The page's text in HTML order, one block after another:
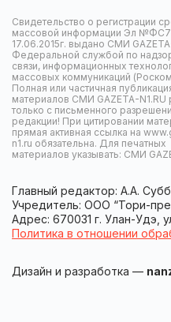
Свидетельство о регистрации
массовой информации Эл
17.06.2015г. выдано СМИ
Федеральной службой по
связи, информационных
массовых коммуникаций
Полная или частичная
материалов СМИ GAZETA-N1.RU
только с письменного
редакции! При цитировании
прямая активная ссылка на
n1.ru обязательна. Для печатных
материалов указывать: СМИ
Главный редактор: А.А.
Учредитель: ООО “Тори-
Адрес: 670031 г. Улан-Удэ,
Политика в отношении
Дизайн и разработка —